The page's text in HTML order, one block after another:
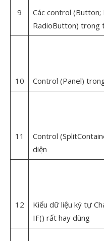
9
Các control (Button;
RadioButton) trong
10 Control (Panel)
11
Control
diện
12
Kiểu dữ liệu ký tự
IF() rất hay dùng